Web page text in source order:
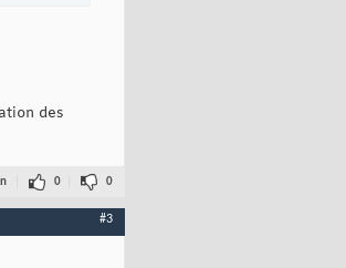
des
0 0
#3